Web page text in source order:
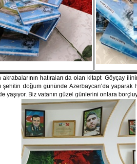
hatıraları da olan kitapt Göyçay
şehitin doğum gününde Azerbaycan’da
yaşıyor. Biz vatanın güzel günlerini onlara